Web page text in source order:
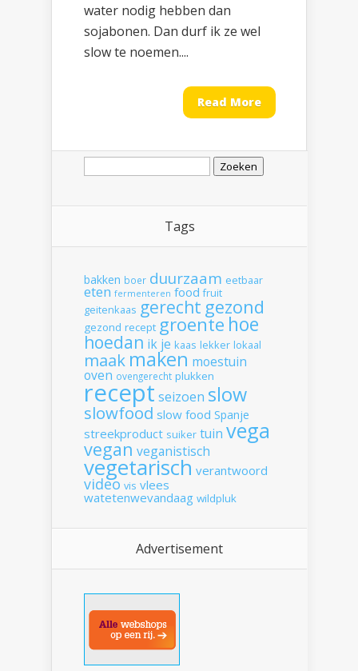
water nodig hebben dan
sojabonen. Dan durf ik ze wel
slow te noemen....
Read More
Zoeken
Tags
bakken boer duurzaam eetbaar
eten fermenteren food fruit
geitenkaas gerecht gezond
gezond recept groente hoe
hoedan ik je kaas lekker lokaal
maak maken moestuin
oven ovengerecht plukken
recept seizoen slow
slowfood slow food Spanje
streekproduct suiker tuin vega
vegan veganistisch
vegetarisch verantwoord
video vis vlees
watetenwevandaag wildpluk
Advertisement